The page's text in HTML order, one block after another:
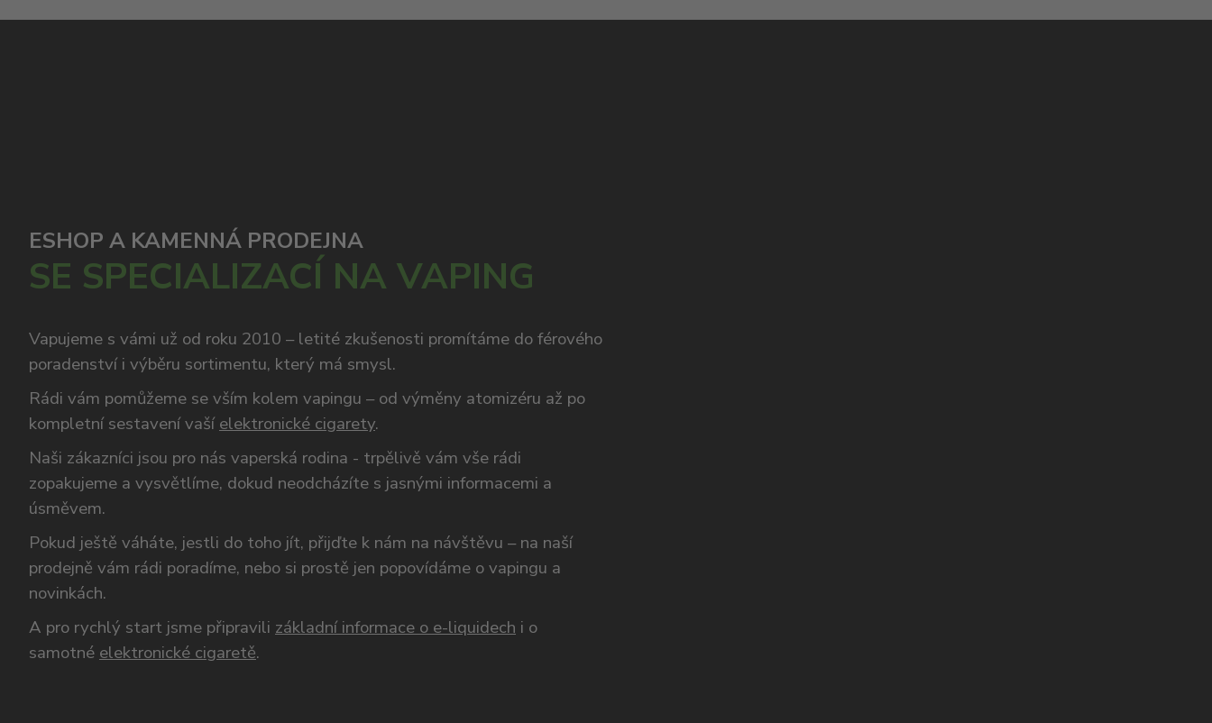
ESHOP A KAMENNÁ PRODEJNA
SE SPECIALIZACÍ NA VAPING
Vapujeme s vámi už od roku 2010 – letité zkušenosti promítáme do férového
poradenství i výběru sortimentu, který má smysl.
Rádi vám pomůžeme se vším kolem vapingu – od výměny atomizéru až po
kompletní sestavení vaší elektronické cigarety.
Naši zákazníci jsou pro nás vaperská rodina - trpělivě vám vše rádi
zopakujeme a vysvětlíme, dokud neodcházíte s jasnými informacemi a
úsměvem.
Pokud ještě váháte, jestli do toho jít, přijďte k nám na návštěvu – na naší
prodejně vám rádi poradíme, nebo si prostě jen popovídáme o vapingu a
novinkách.
A pro rychlý start jsme připravili základní informace o e-liquidech i o
samotné elektronické cigaretě.